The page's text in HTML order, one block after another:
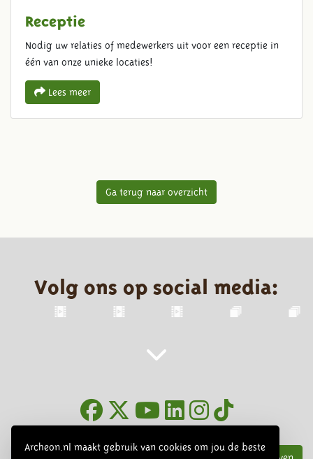
Archeon.nl maakt gebruik van cookies om jou de beste
Receptie
Nodig uw relaties of medewerkers uit voor een receptie in
één van onze unieke locaties!
Lees meer
Ga terug naar overzicht
Volg ons op social media: